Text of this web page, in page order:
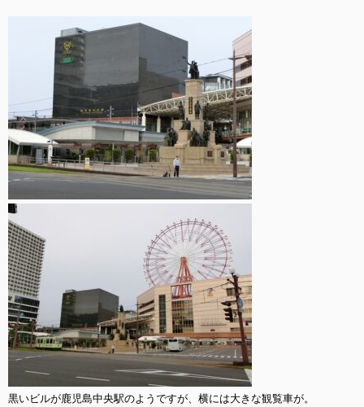
黒いビルが鹿児島中央駅のようですが、横には大きな観覧車が。